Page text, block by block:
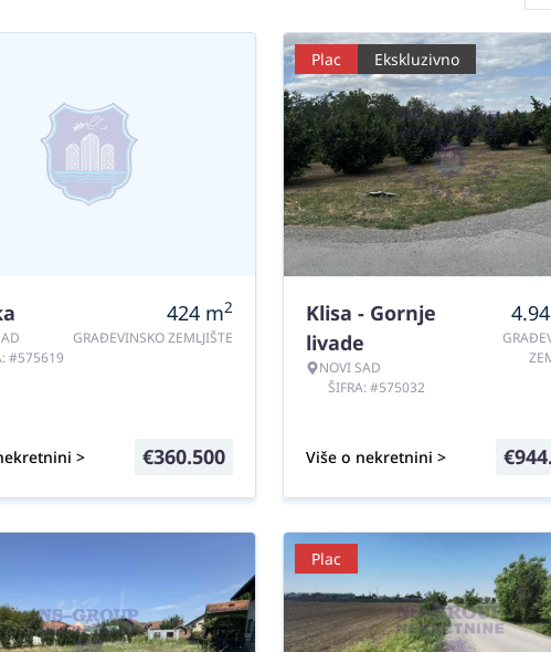
#575619
424 m2
GRAĐEVINSKO ZEMLJIŠTE
> €360.500
Plac Ekskluzivno
Klisa - Gornje
livade
NOVI SAD
ŠIFRA: #575032
Više o nekretnini > €
Plac